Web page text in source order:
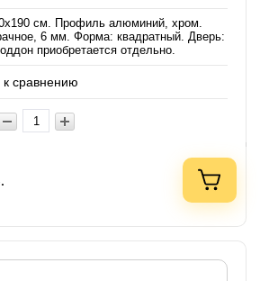
см. Профиль алюминий, хром.
6 мм. Форма: квадратный. Дверь:
приобретается отдельно.
к сравнению